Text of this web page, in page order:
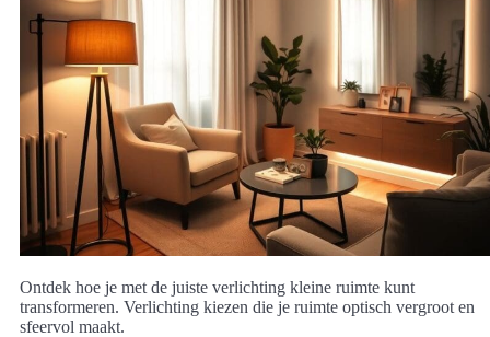
Ontdek hoe je met de juiste verlichting kleine ruimte kunt
transformeren. Verlichting kiezen die je ruimte optisch vergroot en
sfeervol maakt.